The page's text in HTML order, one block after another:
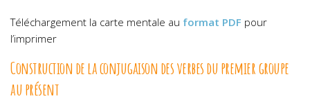
Téléchargement la carte mentale au format PDF pour
l’imprimer
Construction de la conjugaison des verbes du premier groupe
au présent